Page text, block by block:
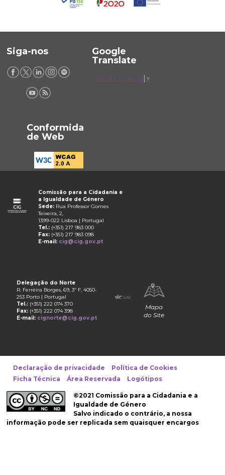
Siga-nos
Google
Translate
Select Language ▼
Conformida
de Web
Comissão para a Cidadania e
a Igualdade de Género
Sede: Rua Professor Gomes
Teixeira, 2,
1399-022 Lisboa | Portugal
Tel.: (+351) 217 983 000
Fax: (+351) 217 983 098
E-mail: cig@cig.gov.pt
Delegação do Norte
R. Ferreira Borges, 69, 3º F, 4050-
253 Porto | Portugal
Tel.: (+351) 222 074 370
Fax: (+351) 222 074 398
E-mail: cignorte@cig.gov.pt
Mapa
do Site
Declaração de privacidade
Política de Cookies
Ficha Técnica
Área Reservada Logótipos
©2021 Comissão para a Cidadania e a
Igualdade de Género
Salvo indicado o contrário, a nossa
informação pode ser replicada sem quaisquer encargos